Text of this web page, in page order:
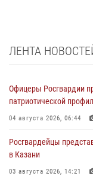
ЛЕНТА
Офицеры Росгвардии
патриотической
04 августа 2026, 06:44
Росгвардейцы
в Казани
03 августа 2026, 14:21